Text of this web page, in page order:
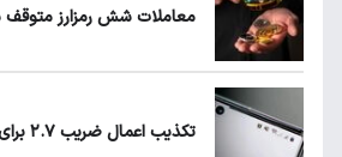
معاملات شش رمزارز
تکذیب اعمال ضریب ۲.۷ برای اینترنت بین‌الملل